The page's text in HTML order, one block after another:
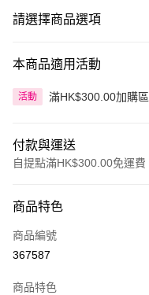
請選擇商品選項
本商品適用活動
活動 滿HK$300.00加購區
付款與運送
自提點滿HK$300.00免運費
信用卡
Apple Pay
商品特色
商品編號
367587
商品特色